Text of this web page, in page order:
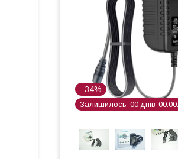
–34%
Залишилось 00 днів 00 00